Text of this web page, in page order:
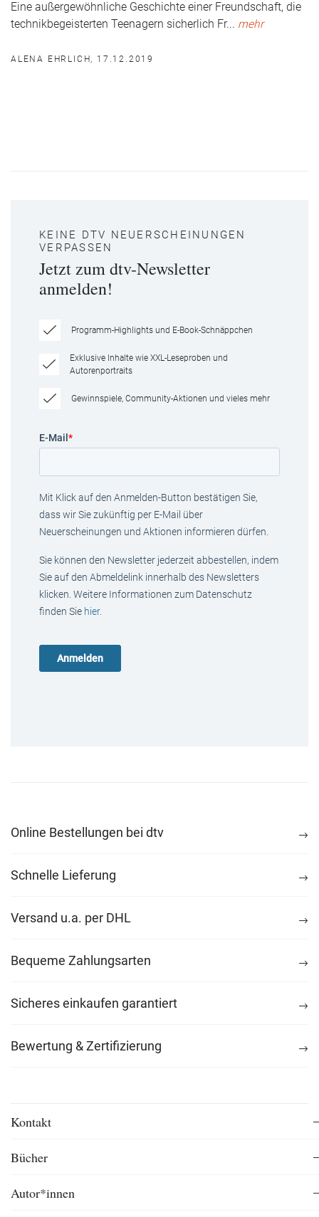
Eine außergewöhnliche Geschichte einer Freundschaft, die
technikbegeisterten Teenagern sicherlich Fr... mehr
ALENA EHRLICH, 17.12.2019
KEINE DTV NEUERSCHEINUNGEN
VERPASSEN
Jetzt zum dtv-Newsletter
anmelden!
Programm-Highlights und E-Book-Schnäppchen
Exklusive Inhalte wie XXL-Leseproben und
Autorenportraits
Gewinnspiele, Community-Aktionen und vieles mehr
E-Mail *
Mit Klick auf den Anmelden-Button bestätigen Sie,
dass wir Sie zukünftig per E-Mail über
Neuerscheinungen und Aktionen informieren dürfen.
Sie können den Newsletter jederzeit abbestellen, indem
Sie auf den Abmeldelink innerhalb des Newsletters
klicken. Weitere Informationen zum Datenschutz
finden Sie hier.
Online Bestellungen bei dtv
Schnelle Lieferung
Versand u.a. per DHL
Bequeme Zahlungsarten
Sicheres einkaufen garantiert
Bewertung & Zertifizierung
Kontakt
Bücher
Autor*innen